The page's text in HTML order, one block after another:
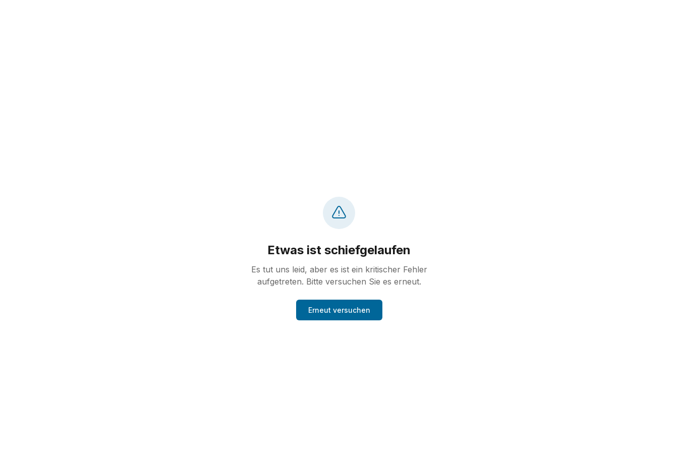
Etwas ist schiefgelaufen
Es tut uns leid, aber es ist ein kritischer Fehler
aufgetreten. Bitte versuchen Sie es erneut.
Erneut versuchen